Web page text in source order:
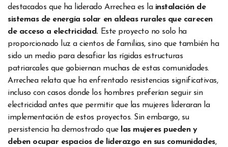
destacados que ha liderado Arrechea es lainstalación de
sistemas de energía solar en aldeas rurales que carecen
de acceso a electricidad. Este proyecto no solo ha
proporcionado luz a cientos de familias, sino que también ha
sido un medio para desafiar las rígidas estructuras
patriarcales que gobiernan muchas de estas comunidades.
Arrechea relata que ha enfrentado resistencias significativas,
incluso con casos donde los hombres preferían seguir sin
electricidad antes que permitir que las mujeres lideraran la
implementación de estos proyectos. Sin embargo, su
persistencia ha demostrado quelas mujeres pueden y
deben ocupar espacios de liderazgo en sus comunidades,